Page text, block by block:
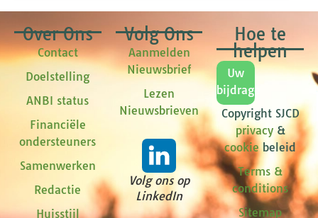
Over Ons
Contact
Doelstelling
ANBI status
Financiële
ondersteuners
Samenwerken
Redactie
Huisstijl
Volg Ons
Aanmelden
Nieuwsbrief
Lezen
Nieuwsbrieven
Volg ons op
LinkedIn
Hoe te
helpen
Uw
bijdrage
Copyright SJCD
privacy&
cookiebeleid
Terms &
conditions
Sitemap